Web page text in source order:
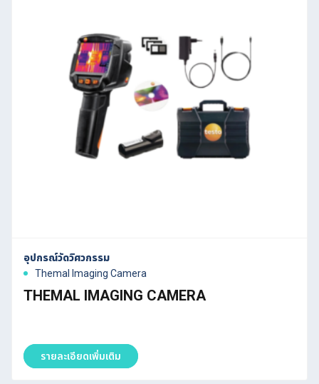
อุปกรณ์วัดวิศวกรรม
Themal Imaging Camera
THEMAL IMAGING CAMERA
รายละเอียดเพิ่มเติม